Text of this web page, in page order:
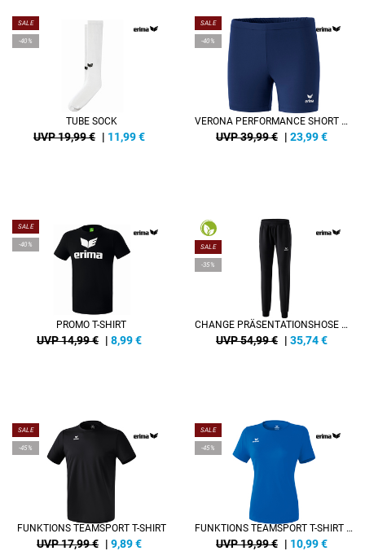
SALE
-40%
TUBE SOCK
UVP 19,99 € | 11,99€
SALE
-40%
VERONA PERFORMANCE SHORT DAMEN
UVP 39,99 € | 23,99€
SALE
-40%
PROMO T-SHIRT
UVP 14,99 € | 8,99€
SALE
-35%
CHANGE PRÄSENTATIONSHOSE DAMEN
UVP 54,99 € | 35,74€
SALE
-45%
FUNKTIONS TEAMSPORT T-SHIRT
UVP 17,99 € | 9,89€
SALE
-45%
FUNKTIONS TEAMSPORT T-SHIRT DAMEN
UVP 19,99 € | 10,99€